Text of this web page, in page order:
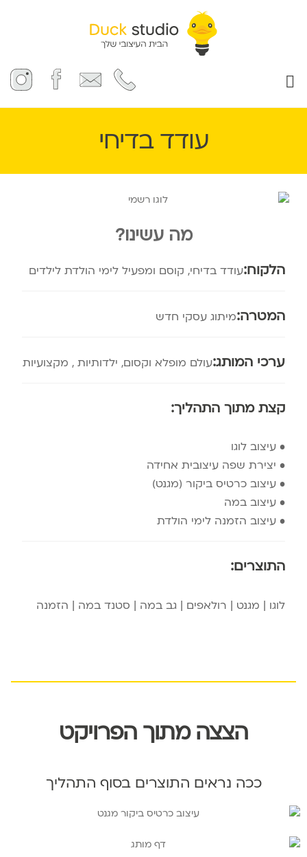
עודד בדיחי
מה עשינו?
הלקוח:עודד בדיחי, קוסם ומפעיל לימי הולדת לילדים
המטרה:מיתוג עסקי חדש
ערכי המותג:עולם מופלא וקסום, ילדותיות , מקצועיות
קצת מתוך התהליך:
• עיצוב לוגו
• יצירת שפה עיצובית אחידה
• עיצוב כרטיס ביקור (מגנט)
• עיצוב במה
• עיצוב הזמנה לימי הולדת
התוצרים:
לוגו | מגנט | רולאפים | גב במה | סטנד במה | הזמנה
הצצה מתוך הפרויקט
ככה נראים התוצרים בסוף התהליך